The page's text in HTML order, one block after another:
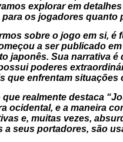
explorar em
para os jogadores quanto
sobre o jogo em si, é
a ser publicado
japonês. Sua narrativa
poderes
que enfrentam situações
realmente destaca
ocidental, e a maneira
e, muitas vezes,
a seus portadores, são